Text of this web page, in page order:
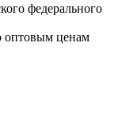
федерального
оптовым ценам